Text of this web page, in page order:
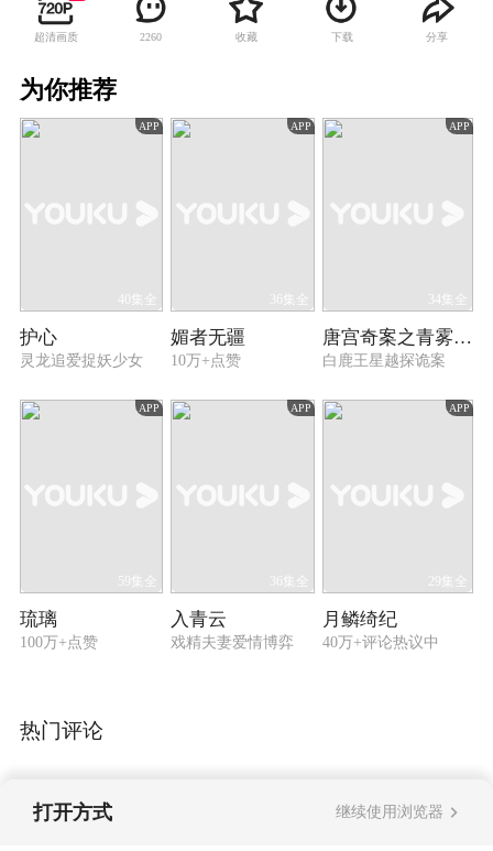
等为顾问。本着“忠于原著”的原则，前21集对曹
雪芹的八十回本进行了精心裁剪，恢复了原著初
芹原意的程高后四十回续书，另辟新径，依据前
厚的悲剧气氛和强烈的感染力。上演后，得到了
章”和“不可逾越的经典“。
超清画质 2260 收藏 下载 分享
为你推荐
APP
40集全
护心
灵龙追爱捉妖少女
APP
36集全
媚者无疆
10万+点赞
APP
34集全
唐宫奇案之青雾风鸣
白鹿王星越探诡案
APP
59集全
琉璃
100万+点赞
APP
36集全
入青云
戏精夫妻爱情博弈
APP
29集全
月鳞绮纪
40万+评论热议中
热门评论
打开方式 继续使用浏览器